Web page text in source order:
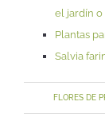
el jardín o
Plantas
Salvia
FLORES DE